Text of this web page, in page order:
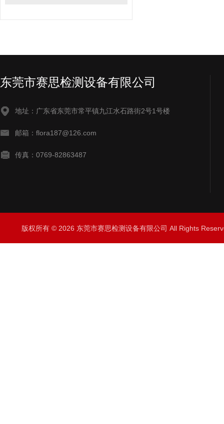
东莞市赛思检测设备有限公司
地址：广东省东莞市常平镇九江水石路街2号1号楼
邮箱：flora187@126.com
传真：0769-82863487
版权所有 © 2026 东莞市赛思检测设备有限公司 All Rights